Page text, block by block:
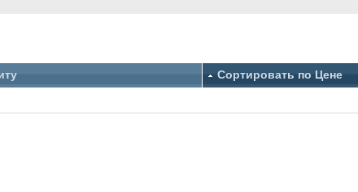
Сортировать по Цене